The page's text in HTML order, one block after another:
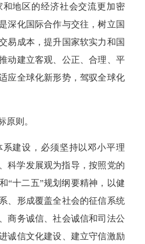
地区的经济社会交流更加密
深化国际合作与交往，树立国
易成本，提升国家软实力和国
动建立客观、公正、合理、平
应全球化新形势，驾驭全球化
原则。
建设，必须坚持以邓小平理
科学发展观为指导，按照党的
“十二五”规划纲要精神，以健
、形成覆盖全社会的征信系统
商务诚信、社会诚信和司法公
诚信文化建设、建立守信激励